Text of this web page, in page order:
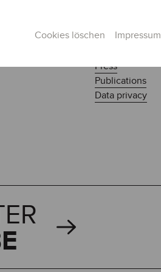
Cookies löschen Impressum
Press
Publications
Data privacy